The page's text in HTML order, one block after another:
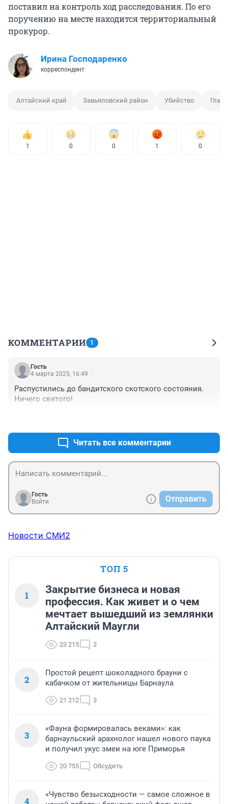
поставил на контроль ход расследования. По его
поручению на месте находится территориальный
прокурор.
Ирина Господаренко
корреспондент
Алтайский край Завьяловский район Убийство
1 0 0 1 0
КОММЕНТАРИИ 1
Гость
4 марта 2025, 16:49
Распустились до бандитского скотского состояния.
Ничего святого!
Читать все комментарии
Гость
Войти
Отправить
Новости СМИ2
ТОП 5
1
Закрытие бизнеса и новая
профессия. Как живет и о чем
мечтает вышедший из землянки
Алтайский Маугли
23 215 2
2
Простой рецепт шоколадного брауни с
кабачком от жительницы Барнаула
21 212 3
3
«Фауна формировалась веками»: как
барнаульский арахнолог нашел нового паука
и получил укус змеи на юге Приморья
20 755 Обсудить
4
«Чувство безысходности — самое сложное в